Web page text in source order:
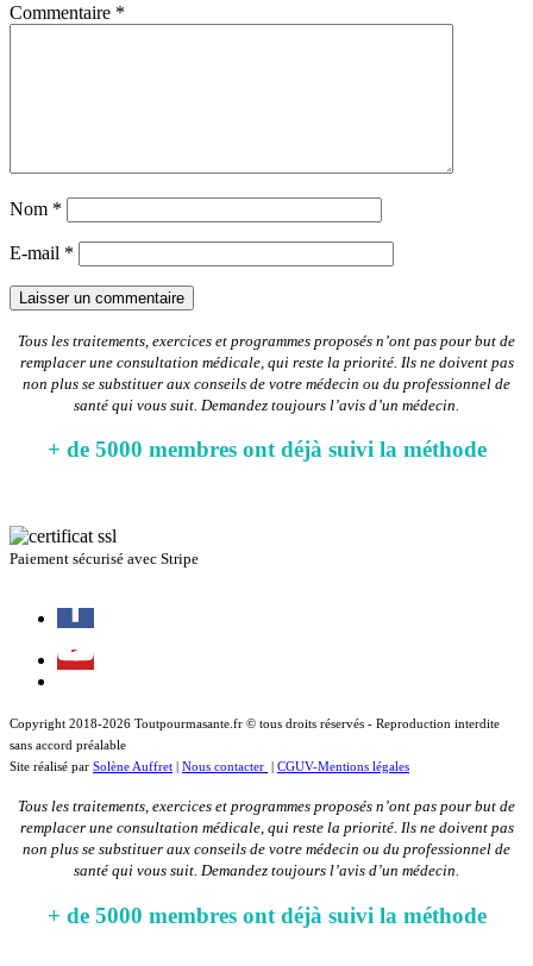
Commentaire *
Nom *
E-mail *
Tous les traitements, exercices et programmes proposés n’ont pas pour but de
remplacer une consultation médicale, qui reste la priorité. Ils ne doivent pas
non plus se substituer aux conseils de votre médecin ou du professionnel de
santé qui vous suit. Demandez toujours l’avis d’un médecin.
+ de 5000 membres ont déjà suivi la méthode
Paiement sécurisé avec Stripe
Copyright 2018-2026 Toutpourmasante.fr © tous droits réservés - Reproduction interdite
sans accord préalable
Site réalisé par Solène Auffret Nous contacter CGUV-Mentions légales
Tous les traitements, exercices et programmes proposés n’ont pas pour but de
remplacer une consultation médicale, qui reste la priorité. Ils ne doivent pas
non plus se substituer aux conseils de votre médecin ou du professionnel de
santé qui vous suit. Demandez toujours l’avis d’un médecin.
+ de 5000 membres ont déjà suivi la méthode